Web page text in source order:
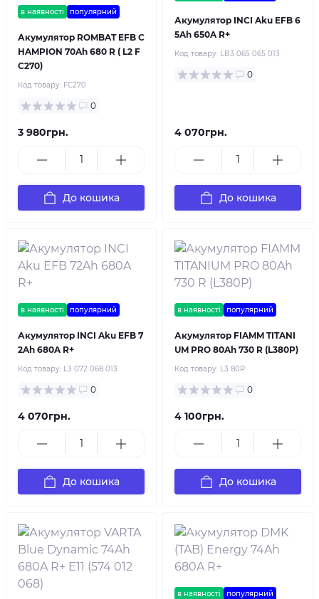
в наявності популярний
Акумулятор ROMBAT EFB C
HAMPION 70Ah 680 R ( L2 F
C270)
Код товару: FC270
0
3 980грн.
До кошика
Акумулятор INCI Aku EFB 6
5Ah 650A R+
Код товару: LB3 065 065 013
0
4 070грн.
До кошика
в наявності популярний
Акумулятор INCI Aku EFB 7
2Ah 680A R+
Код товару: L3 072 068 013
0
4 070грн.
До кошика
в наявності популярний
Акумулятор FIAMM TITANI
UM PRO 80Ah 730 R (L380P)
Код товару: L3 80P
0
4 100грн.
До кошика
в наявності популярний